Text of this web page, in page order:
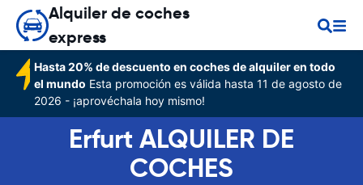
Alquiler de coches
express
Hasta 20% de descuento en coches de alquiler en todo
el mundo Esta promoción es válida hasta 11 de agosto de
2026 - ¡aprovéchala hoy mismo!
Erfurt ALQUILER DE
COCHES